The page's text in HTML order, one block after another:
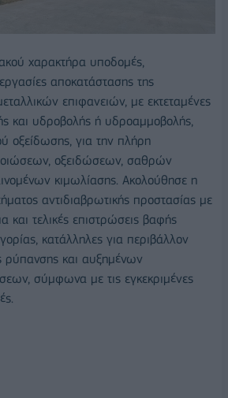
χαρακτήρα υποδομές,
αποκατάστασης της
επιφανειών, με εκτεταμένες
και υδροβολής ή υδροαμμοβολής,
οξείδωσης, για την πλήρη
οξειδώσεων, σαθρών
κιμωλίασης. Ακολούθησε η
αντιδιαβρωτικής προστασίας με
και τελικές επιστρώσεις βαφής
κατάλληλες για περιβάλλον
ρύπανσης και αυξημένων
σύμφωνα με τις εγκεκριμένες